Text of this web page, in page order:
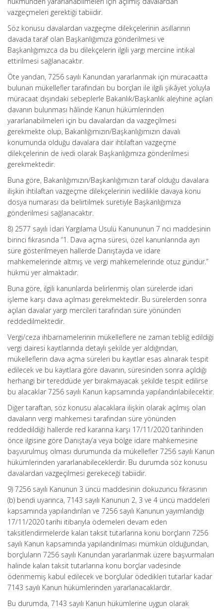
vazgeçmeleri gerektiği tabiidir.
Söz konusu davalardan vazgeçme dilekçelerinin asıllarının
davada taraf olan Başkanlığımıza gönderilmesi ve
Başkanlığımızca da bu dilekçelerin ilgili yargı merciine intikal
ettirilmesi sağlanacaktır.
Öte yandan, 7256 sayılı Kanundan yararlanmak için müracaatta
bulunan mükellefler tarafından bu borçları ile ilgili şikâyet yoluyla
müracaat dışındaki sebeplerle Bakanlık/Başkanlık aleyhine açılan
davanın bulunması hâlinde Kanun hükümlerinden
yararlanabilmeleri için bu davalardan da vazgeçilmesi
gerekmekte olup, Bakanlığımızın/Başkanlığımızın davalı
konumunda olduğu davalara dair ihtilaftan vazgeçme
dilekçelerinin de ivedi olarak Başkanlığımıza gönderilmesi
gerekmektedir.
Buna göre, Bakanlığımızın/Başkanlığımızın taraf olduğu davalara
ilişkin ihtilaftan vazgeçme dilekçelerinin ivedilikle davaya konu
dosya numarası da belirtilmek suretiyle Başkanlığımıza
gönderilmesi sağlanacaktır.
8) 2577 sayılı İdari Yargılama Usulü Kanununun 7 nci maddesinin
birinci fıkrasında “1. Dava açma süresi, özel kanunlarında ayrı
süre gösterilmeyen hallerde Danıştayda ve idare
mahkemelerinde altmış ve vergi mahkemelerinde otuz gündür.”
hükmü yer almaktadır.
Buna göre, ilgili kanunlarda belirlenmiş olan sürelerde idari
işleme karşı dava açılması gerekmektedir. Bu sürelerden sonra
açılan davalar yargı mercileri tarafından süre yönünden
reddedilmektedir.
Vergi/ceza ihbarnamelerinin mükelleflere ne zaman tebliğ edildiği
vergi dairesi kayıtlarında detaylı şekilde yer aldığından,
mükelleflerin dava açma süreleri bu kayıtlar esas alınarak tespit
edilecek ve bu kayıtlara göre davanın, süresinden sonra açıldığı
herhangi bir tereddüde yer bırakmayacak şekilde tespit edilirse
bu alacaklar 7256 sayılı Kanun kapsamında yapılandırılabilecektir.
Diğer taraftan, söz konusu alacaklara ilişkin olarak açılmış olan
davaların vergi mahkemesi tarafından süre yönünden
reddedildiği hallerde red kararına karşı 17/11/2020 tarihinden
önce ilgisine göre Danıştay’a veya bölge idare mahkemesine
başvurulmuş olması durumunda da mükellefler 7256 sayılı Kanun
hükümlerinden yararlanabileceklerdir. Bu durumda söz konusu
davalardan vazgeçilmesi gerekeceği tabiidir.
9) 7256 sayılı Kanunun 3 üncü maddesinin dokuzuncu fıkrasının
(b) bendi uyarınca, 7143 sayılı Kanunun 2, 3 ve 4 üncü maddeleri
kapsamında yapılandırılan ve 7256 sayılı Kanunun yayımlandığı
17/11/2020 tarihi itibarıyla ödemeleri devam eden
taksitlendirmelerde kalan taksit tutarlarına konu borçların 7256
sayılı Kanun kapsamında yapılandırılması mümkün olduğundan,
borçluların 7256 sayılı Kanundan yararlanmak üzere başvurmaları
halinde kalan taksit tutarlarına konu borçlar vadesinde
ödenmemiş kabul edilecek ve borçlular ödedikleri tutarlar kadar
7143 sayılı Kanun hükümlerinden yararlanacaklardır.
Bu durumda, 7143 sayılı Kanun hükümlerine uygun olarak